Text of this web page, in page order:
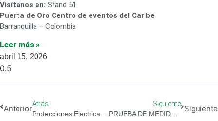
Visítanos en: Stand 51
Puerta de Oro Centro de eventos del Caribe
Barranquilla – Colombia
Leer más »
abril 15, 2026
Anterior
Atrás
Siguiente
PRUEBA DE MEDIDORES DE ENERGÍA
Siguiente